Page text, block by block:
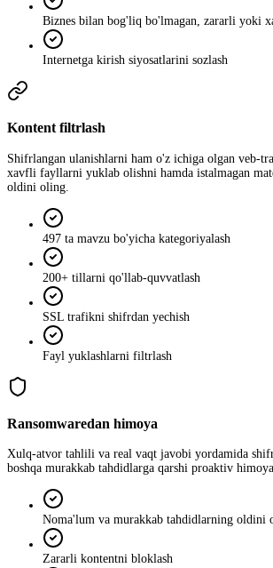
Biznes bilan bog'liq bo'lmagan, zararli yoki
Internetga kirish siyosatlarini sozlash
Kontent filtrlash
Shifrlangan ulanishlarni ham o'z ichiga olgan
xavfli fayllarni yuklab olishni hamda istalmagan
oldini oling.
497 ta mavzu bo'yicha kategoriyalash
200+ tillarni qo'llab-quvvatlash
SSL trafikni shifrdan yechish
Fayl yuklashlarni filtrlash
Ransomwaredan himoya
Xulq-atvor tahlili va real vaqt javobi yordamida
boshqa murakkab tahdidlarga qarshi proaktiv
Noma'lum va murakkab tahdidlarning oldini
Zararli kontentni bloklash